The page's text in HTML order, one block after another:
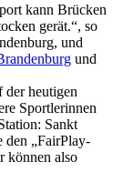
kann Brücken
gerät.“, so
und
und
der heutigen
Sportlerinnen
Sankt
den „FairPlay-
können also